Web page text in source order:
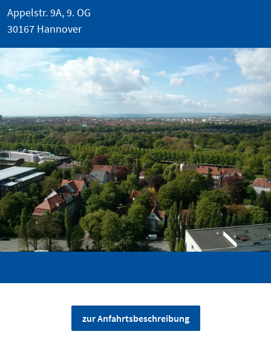
Appelstr. 9A, 9. OG
30167 Hannover
zur Anfahrtsbeschreibung